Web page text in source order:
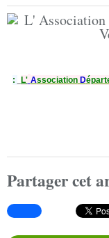
:
L' AssociationD
Partager cet